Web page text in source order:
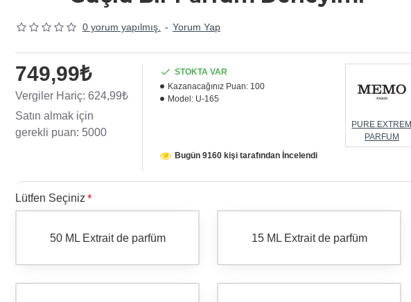
0 yorum yapılmış. - Yorum Yap
749,99₺
Vergiler Hariç: 624,99₺
Satın almak için
gerekli puan: 5000
STOKTA VAR
Kazanacağınız Puan: 100
Model: U-165
PURE EXTREM
PARFUM
Bugün 9160 kişi tarafından İncelendi
Lütfen Seçiniz
50 ML Extrait de parfüm 15 ML Extrait de parfüm